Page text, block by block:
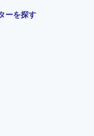
ーを探す